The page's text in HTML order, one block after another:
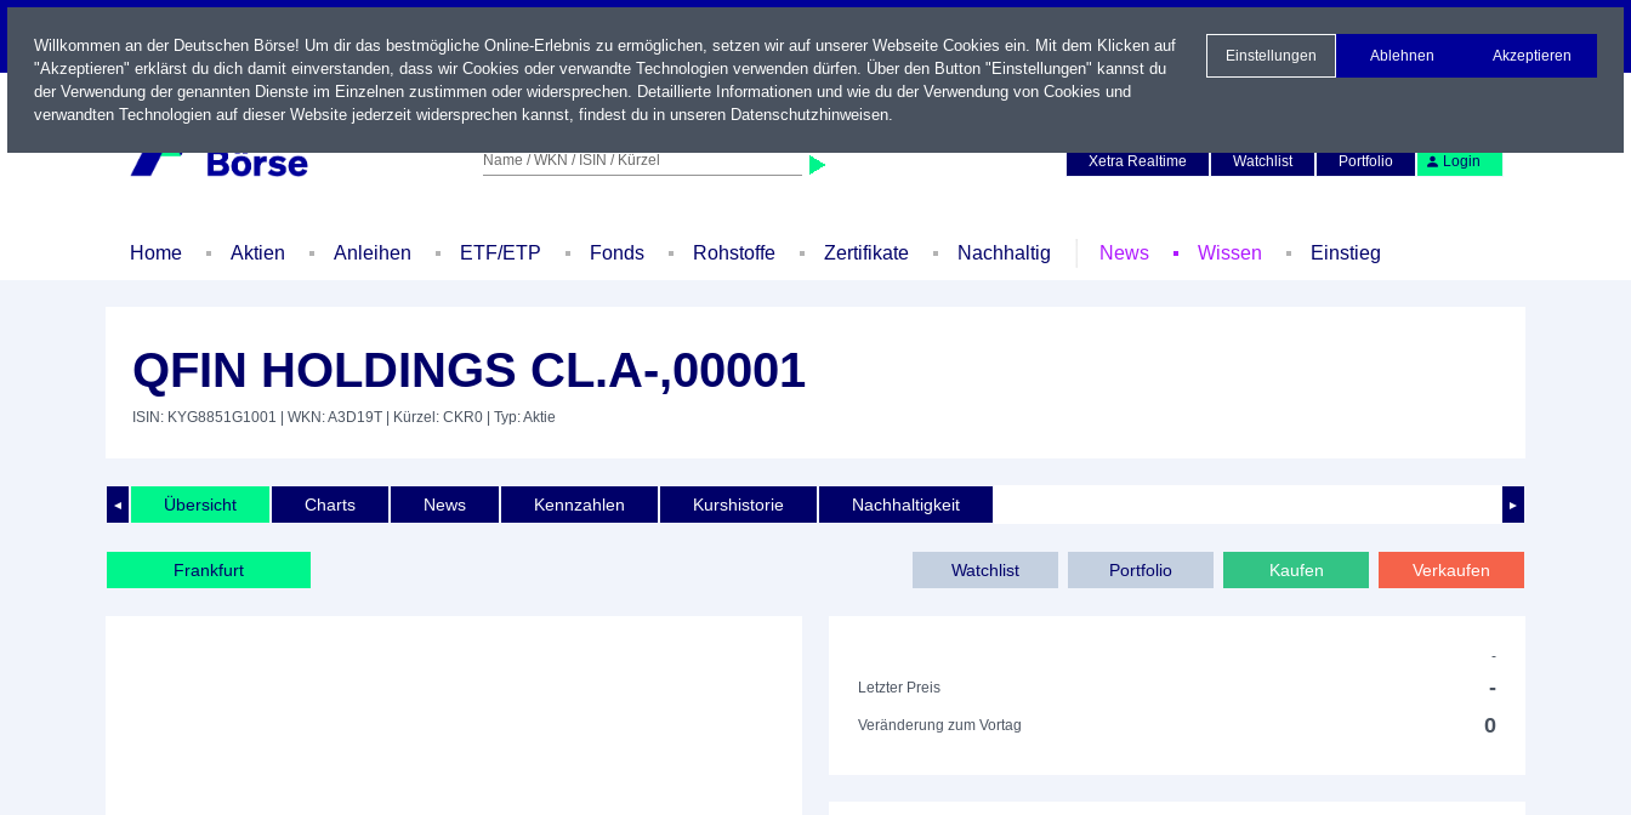
LIVE
Name / WKN / ISIN / Kürzel
Xetra Realtime
Watchlist Portfolio Login
Home Aktien Anleihen ETF/ETP Fonds Rohstoffe Zertifikate Nachhaltig News Wissen Einstieg
QFIN HOLDINGS CL.A-,00001
ISIN: KYG8851G1001 | WKN: A3D19T | Kürzel: CKR0 | Typ: Aktie
◄ ►
Übersicht Charts News Kennzahlen Kurshistorie Nachhaltigkeit
Frankfurt Watchlist Portfolio Kaufen Verkaufen
-
Letzter Preis
-
Veränderung zum Vortag 0
Willkommen an der Deutschen Börse! Um dir das bestmögliche Online-Erlebnis zu ermöglichen, setzen wir auf unserer Webseite Cookies ein. Mit dem Klicken auf
"Akzeptieren" erklärst du dich damit einverstanden, dass wir Cookies oder verwandte Technologien verwenden dürfen. Über den Button "Einstellungen" kannst du
der Verwendung der genannten Dienste im Einzelnen zustimmen oder widersprechen. Detaillierte Informationen und wie du der Verwendung von Cookies und
verwandten Technologien auf dieser Website jederzeit widersprechen kannst, findest du in unseren Datenschutzhinweisen.
Einstellungen Ablehnen Akzeptieren